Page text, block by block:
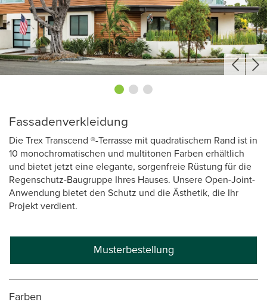
Fassadenverkleidung
Die Trex Transcend ®-Terrasse mit quadratischem Rand ist in
10 monochromatischen und multitonen Farben erhältlich
und bietet jetzt eine elegante, sorgenfreie Rüstung für die
Regenschutz-Baugruppe Ihres Hauses. Unsere Open-Joint-
Anwendung bietet den Schutz und die Ästhetik, die Ihr
Projekt verdient.
Musterbestellung
Farben